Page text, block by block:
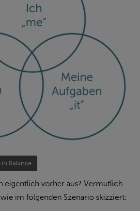
in Balance
eigentlich vorher aus? Vermutlich
im folgenden Szenario skizziert: